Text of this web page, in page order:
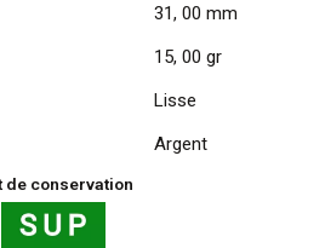
31, 00 mm
15, 00 gr
Lisse
Argent
de conservation